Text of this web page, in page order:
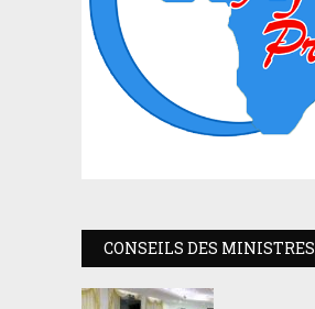
CONSEILS DES MINISTRES